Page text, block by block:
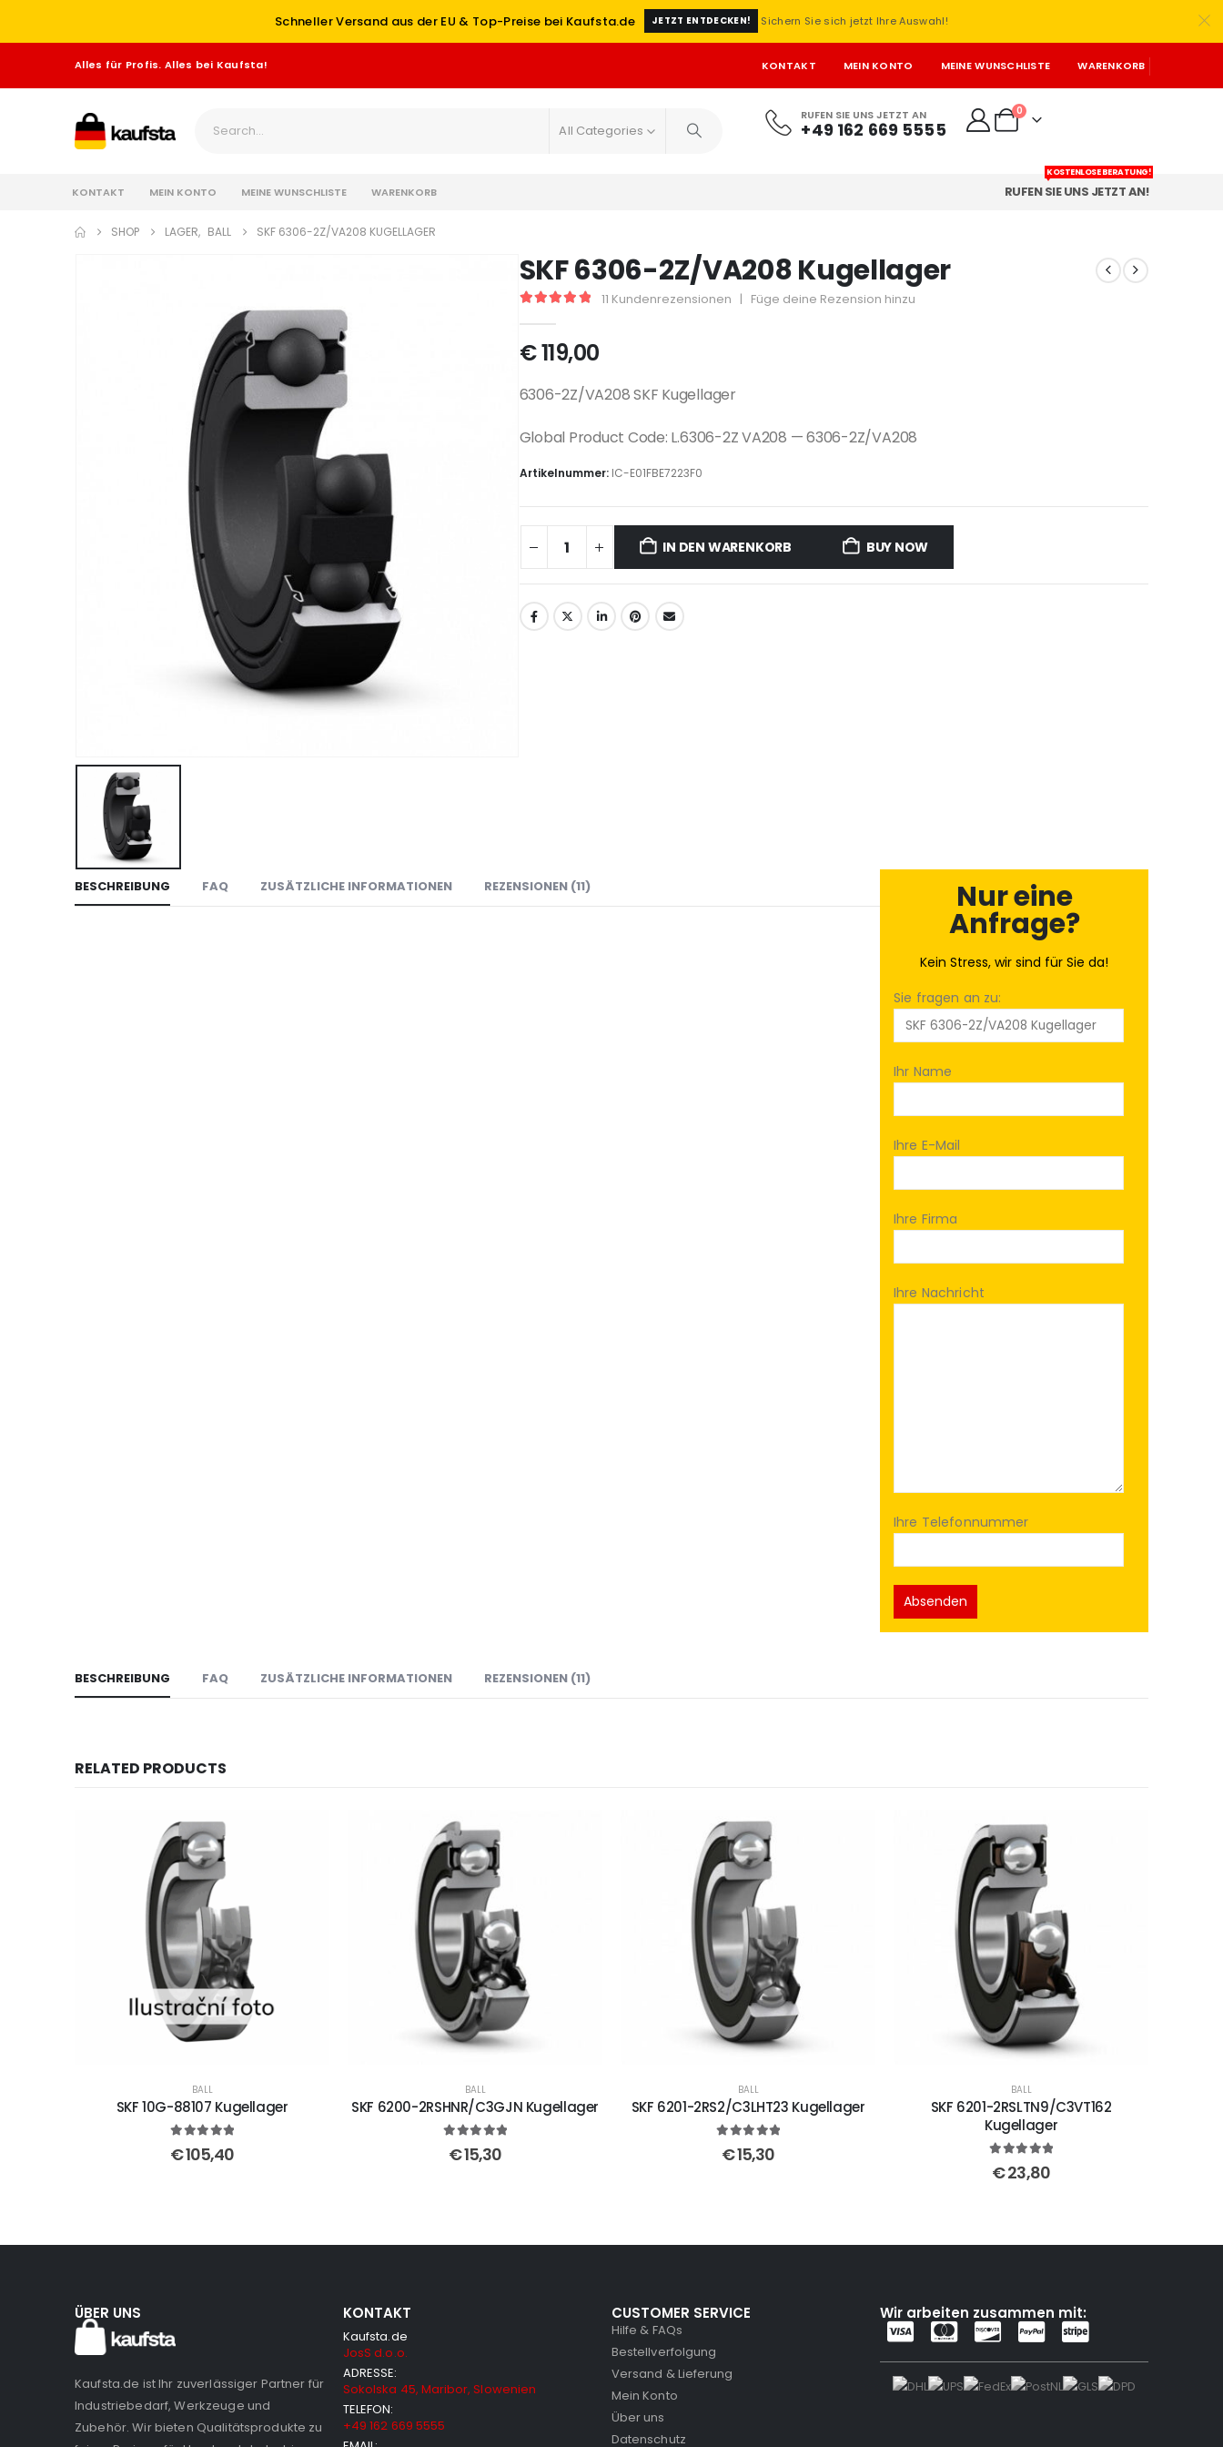
Schneller Versand aus der EU & Top-Preise bei Kaufsta.de JETZT ENTDECKEN! Sichern Sie sich jetzt Ihre Auswahl!
Alles für Profis. Alles bei Kaufsta! KONTAKT MEIN KONTO MEINE WUNSCHLISTE WARENKORB
All Categories
RUFEN SIE UNS JETZT AN
+49 162 669 5555
0
KONTAKT MEIN KONTO MEINE WUNSCHLISTE WARENKORB RUFEN SIE UNS JETZT AN!
KOSTENLOSE BERATUNG!
SHOP LAGER, BALL SKF 6306-2Z/VA208 KUGELLAGER
SKF 6306-2Z/VA208 Kugellager
11 Kundenrezensionen | Füge deine Rezension hinzu
€119,00
6306-2Z/VA208 SKF Kugellager
Global Product Code: L.6306-2Z VA208 — 6306-2Z/VA208
Artikelnummer: IC-E01FBE7223F0
IN DEN WARENKORB BUY NOW
BESCHREIBUNG FAQ ZUSÄTZLICHE INFORMATIONEN REZENSIONEN (11) Nur eine
Anfrage?
Kein Stress, wir sind für Sie da!
Sie fragen an zu:
Ihr Name
Ihre E-Mail
Ihre Firma
Ihre Nachricht
Ihre Telefonnummer
BESCHREIBUNG FAQ ZUSÄTZLICHE INFORMATIONEN REZENSIONEN (11)
RELATED PRODUCTS
BALL
SKF 10G-88107 Kugellager
out of 5
€105,40
BALL
SKF 6200-2RSHNR/C3GJN Kugellager
out of 5
€15,30
BALL
SKF 6201-2RS2/C3LHT23 Kugellager
out of 5
€15,30
BALL
SKF 6201-2RSLTN9/C3VT162
Kugellager
out of 5
€23,80
ÜBER UNS
Kaufsta.de ist Ihr zuverlässiger Partner für
Industriebedarf, Werkzeuge und
Zubehör. Wir bieten Qualitätsprodukte zu
KONTAKT
Kaufsta.de
JosS d.o.o.
ADRESSE:
Sokolska 45, Maribor, Slowenien
TELEFON:
+49 162 669 5555
CUSTOMER SERVICE
Hilfe & FAQs
Bestellverfolgung
Versand & Lieferung
Mein Konto
Über uns
Datenschutz
Wir arbeiten zusammen mit: